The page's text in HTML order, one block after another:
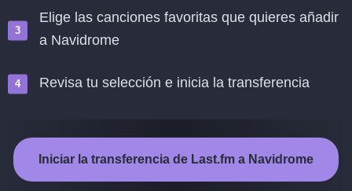
Elige las canciones favoritas que quieres añadir
a Navidrome
Revisa tu selección e inicia la transferencia
Iniciar la transferencia de Last.fm a Navidrome